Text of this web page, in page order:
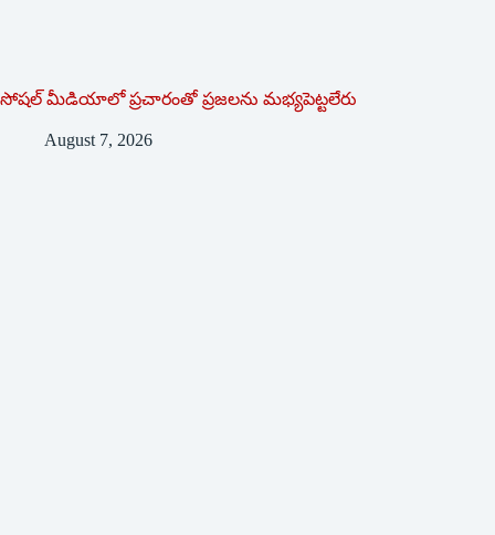
సోషల్‌ ‌మీడియాలో ప్రచారంతో ప్రజలను మభ్యపెట్టలేరు
August 7, 2026